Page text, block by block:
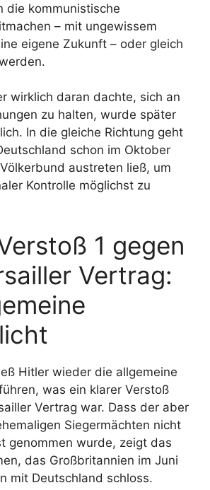
die kommunistische
– mit ungewissem
eigene Zukunft – oder gleich
wirklich daran dachte, sich an
zu halten, wurde später
In die gleiche Richtung geht
schon im Oktober
austreten ließ, um
Kontrolle möglichst zu
1 gegen
Vertrag:
Hitler wieder die allgemeine
was ein klarer Verstoß
Vertrag war. Dass der aber
Siegermächten nicht
genommen wurde, zeigt das
das Großbritannien im Juni
mit Deutschland schloss.